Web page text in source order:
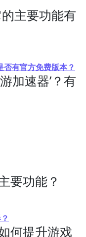
的主要功能有
否有官方免费版本？
加速器’？有
要功能？
何提升游戏